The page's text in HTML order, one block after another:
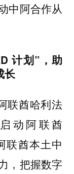
中阿合作从
计划”，助
长
联酋哈利法
动阿联酋
联酋本土中
，把握数字